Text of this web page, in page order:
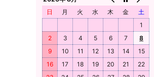
日
月 火 水 木 金
土
1
2
3 4 5 6 7
8
9
10 11 12 13 14
15
16
17 18 19 20 21
22